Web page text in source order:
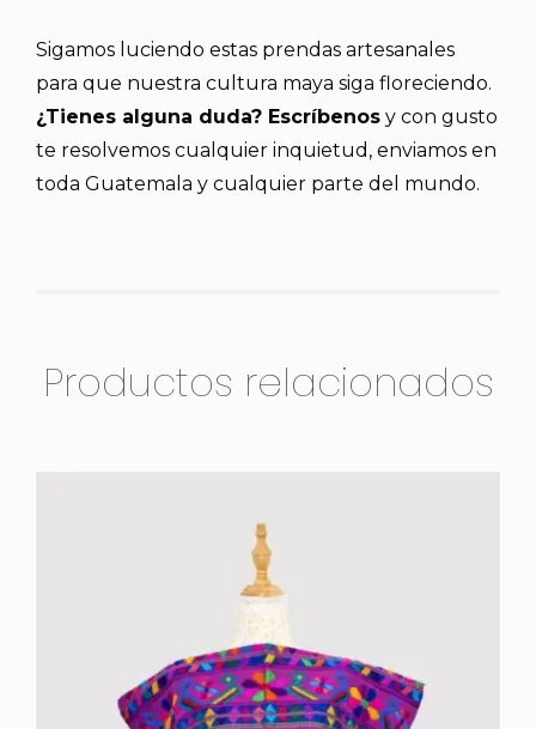
Sigamos luciendo estas prendas artesanales
para que nuestra cultura maya siga floreciendo.
¿Tienes alguna duda? Escríbenos y con gusto
te resolvemos cualquier inquietud, enviamos en
toda Guatemala y cualquier parte del mundo.
Productos relacionados